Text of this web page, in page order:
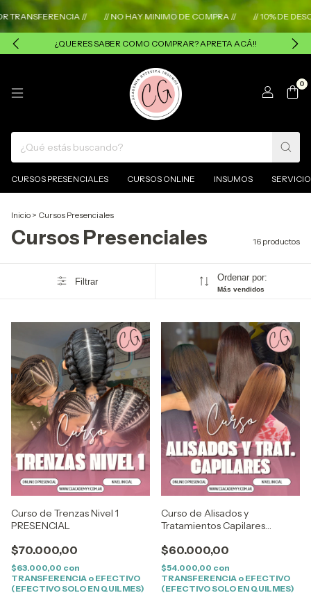
// // NO HAY MINIMO DE COMPRA // // 10% DE
¿QUERES SABER COMO COMPRAR? APRETA ACÁ!!
0
CURSOS PRESENCIALES CURSOS ONLINE INSUMOS
Inicio > Cursos Presenciales
Cursos Presenciales 16 productos
Filtrar Ordenar por:
Más vendidos
Curso de Trenzas Nivel 1
PRESENCIAL
$70.000,00
$63.000,00 con
TRANSFERENCIA o EFECTIVO
(EFECTIVO SOLO EN QUILMES)
Curso de Alisados y
Tratamientos Capilares
$60.000,00
$54.000,00 con
TRANSFERENCIA o EFECTIVO
(EFECTIVO SOLO EN QUILMES)